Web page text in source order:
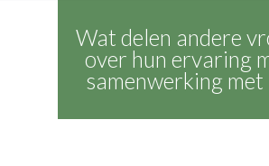
Wat delen andere
over hun ervaring
samenwerking